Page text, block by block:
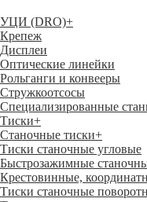
УЦИ (DRO)+
Крепеж
Дисплеи
Оптические линейки
Рольганги и конвееры
Стружкоотсосы
Специализированные
Тиски+
Станочные тиски+
Тиски станочные угловые
Быстрозажимные
Крестовинные,
Тиски станочные